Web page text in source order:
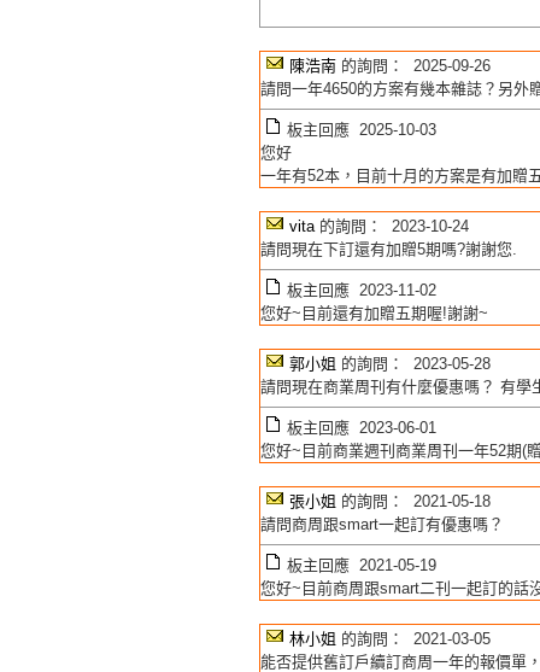
陳浩南 的詢問： 2025-09-26
請問一年4650的方案有幾本雜誌？另外
板主回應 2025-10-03
您好
一年有52本，目前十月的方案是有加贈
vita的詢問： 2023-10-24
請問現在下訂還有加贈5期嗎?謝謝您.
板主回應 2023-11-02
您好~目前還有加贈五期喔!謝謝~
郭小姐 的詢問： 2023-05-28
請問現在商業周刊有什麼優惠嗎？ 有學
板主回應 2023-06-01
您好~目前商業週刊商業周刊一年52期(
張小姐 的詢問： 2021-05-18
請問商周跟smart一起訂有優惠嗎？
板主回應 2021-05-19
您好~目前商周跟smart二刊一起訂的話
林小姐 的詢問： 2021-03-05
能否提供舊訂戶續訂商周一年的報價單